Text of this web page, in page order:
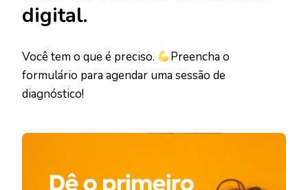
digital.
Você tem o que é preciso.
Preencha o
formulário para agendar uma sessão de
diagnóstico!